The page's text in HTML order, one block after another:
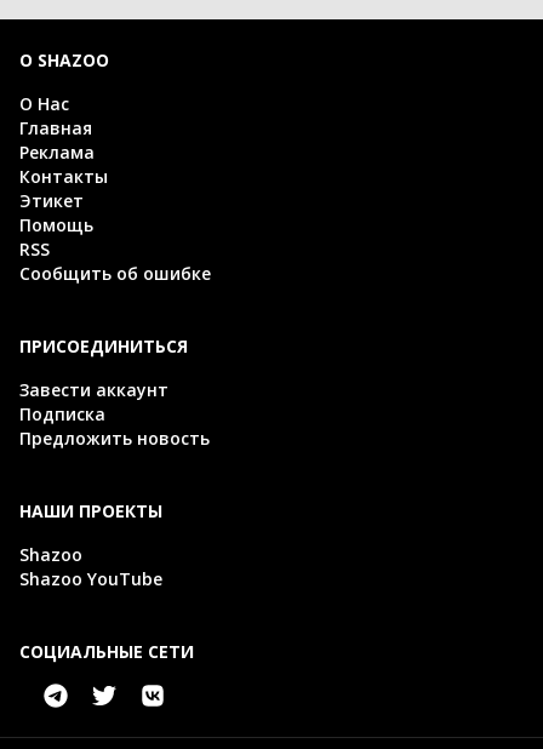
О SHAZOO
О Нас
Главная
Реклама
Контакты
Этикет
Помощь
RSS
Сообщить об ошибке
ПРИСОЕДИНИТЬСЯ
Завести аккаунт
Подписка
Предложить новость
НАШИ ПРОЕКТЫ
Shazoo
Shazoo YouTube
СОЦИАЛЬНЫЕ СЕТИ